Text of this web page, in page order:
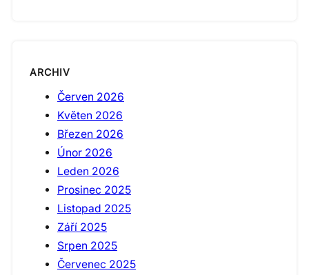
ARCHIV
Červen 2026
Květen 2026
Březen 2026
Únor 2026
Leden 2026
Prosinec 2025
Listopad 2025
Září 2025
Srpen 2025
Červenec 2025